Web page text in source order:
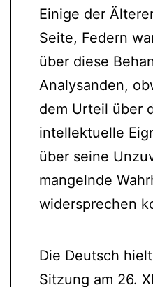
Einige der
Seite, Federn
über diese
Analysanden,
dem Urteil über
intellektuelle
über seine
mangelnde
widersprechen
Die Deutsch
Sitzung am 26.